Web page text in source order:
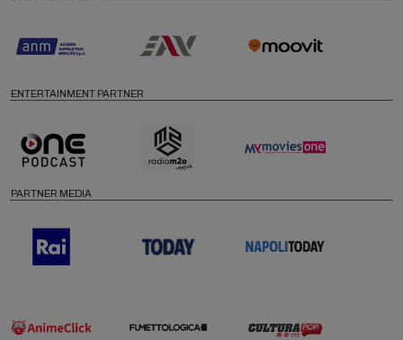
ENTERTAINMENT PARTNER
PARTNER MEDIA